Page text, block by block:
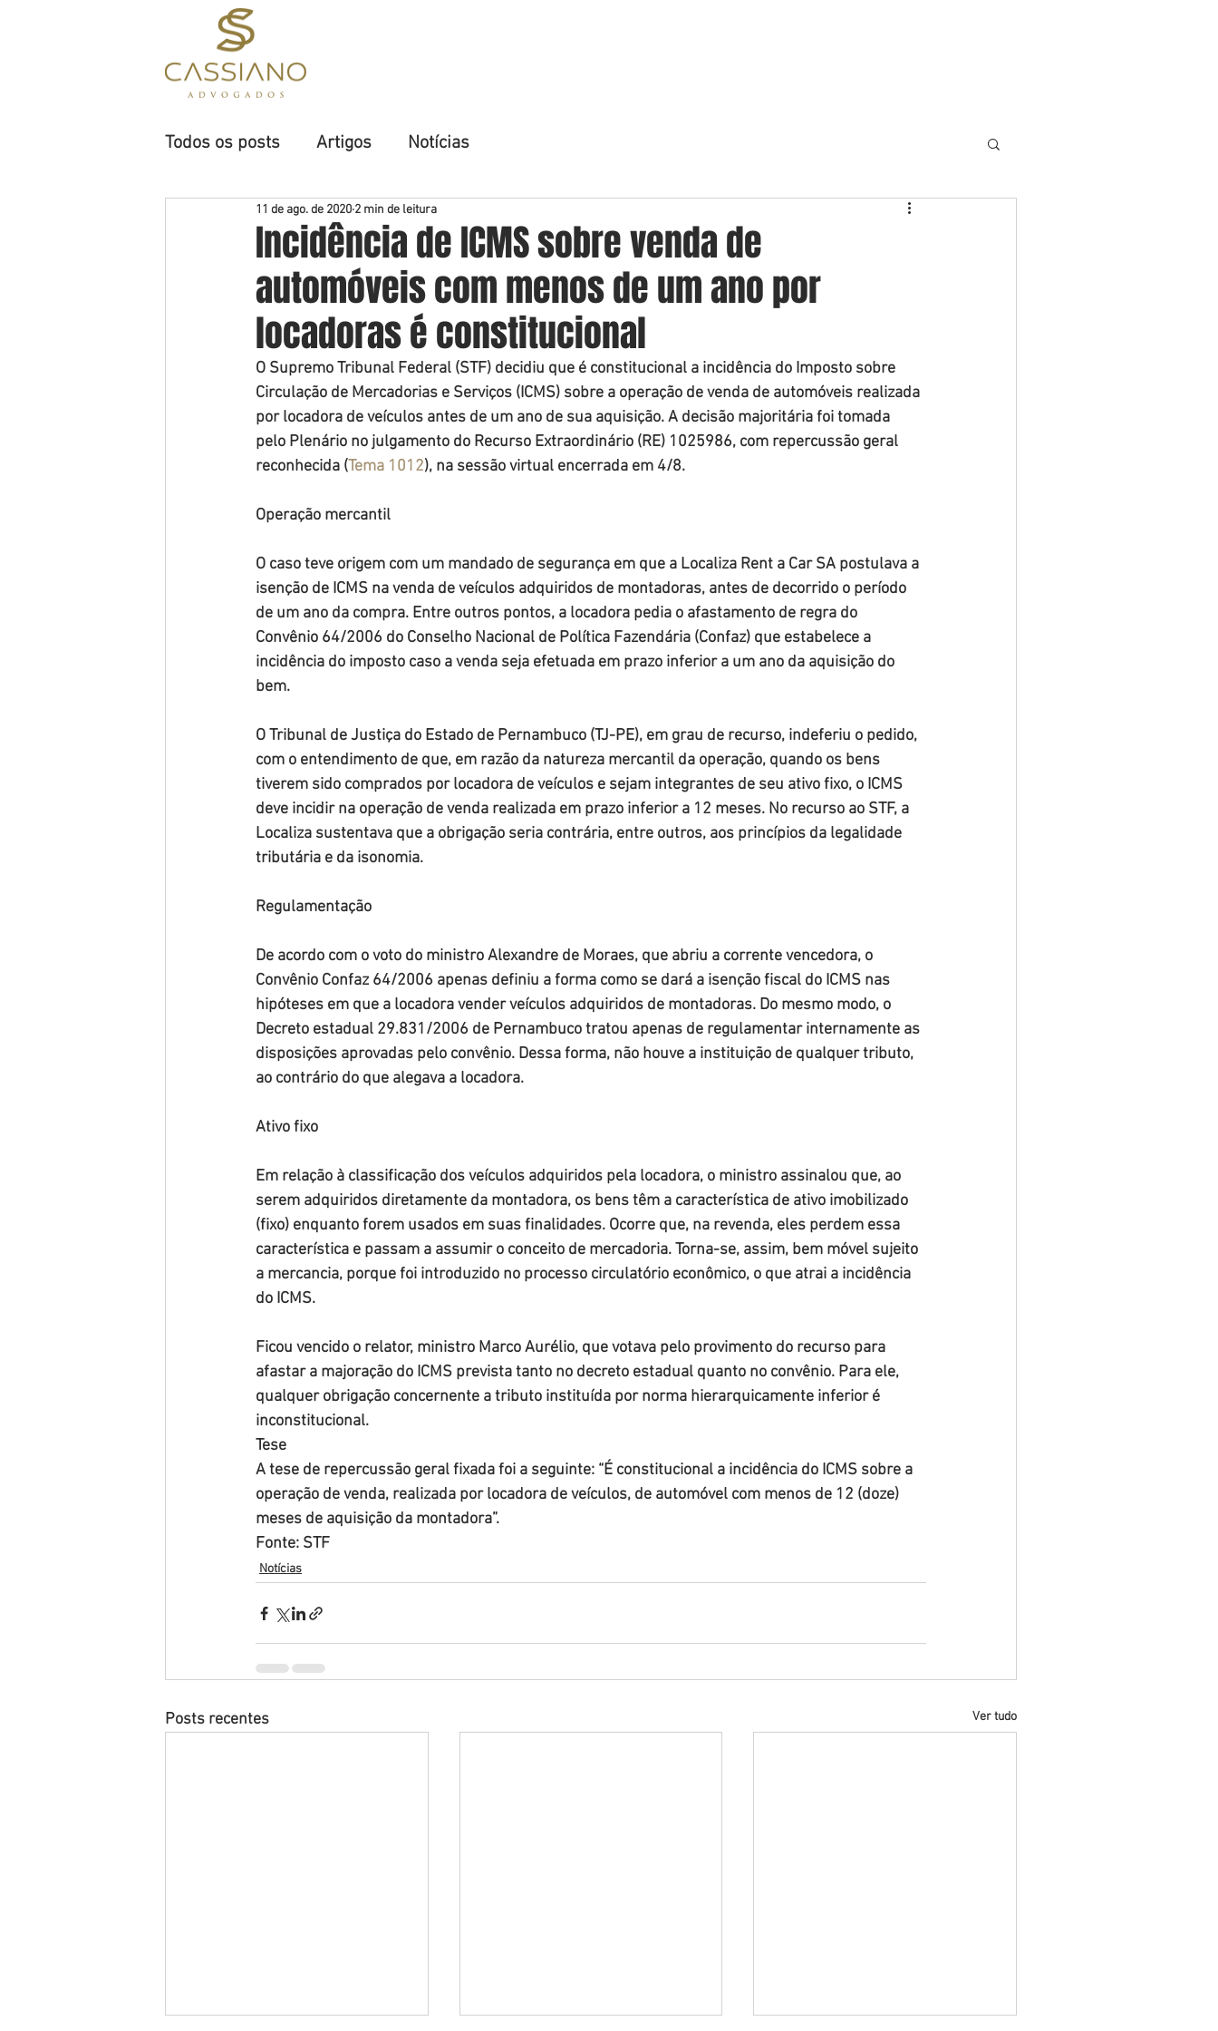
Todos os posts Artigos Notícias
Incidência de ICMS sobre venda de
automóveis com menos de um ano por
locadoras é constitucional
11 de ago. de 2020 2 min de leitura
O Supremo Tribunal Federal (STF) decidiu que é constitucional a incidência do Imposto sobre
Circulação de Mercadorias e Serviços (ICMS) sobre a operação de venda de automóveis realizada
por locadora de veículos antes de um ano de sua aquisição. A decisão majoritária foi tomada
pelo Plenário no julgamento do Recurso Extraordinário (RE) 1025986, com repercussão geral
reconhecida (Tema 1012), na sessão virtual encerrada em 4/8.
Operação mercantil
O caso teve origem com um mandado de segurança em que a Localiza Rent a Car SA postulava a
isenção de ICMS na venda de veículos adquiridos de montadoras, antes de decorrido o período
de um ano da compra. Entre outros pontos, a locadora pedia o afastamento de regra do
Convênio 64/2006 do Conselho Nacional de Política Fazendária (Confaz) que estabelece a
incidência do imposto caso a venda seja efetuada em prazo inferior a um ano da aquisição do
bem.
O Tribunal de Justiça do Estado de Pernambuco (TJ-PE), em grau de recurso, indeferiu o pedido,
com o entendimento de que, em razão da natureza mercantil da operação, quando os bens
tiverem sido comprados por locadora de veículos e sejam integrantes de seu ativo fixo, o ICMS
deve incidir na operação de venda realizada em prazo inferior a 12 meses. No recurso ao STF, a
Localiza sustentava que a obrigação seria contrária, entre outros, aos princípios da legalidade
tributária e da isonomia.
Regulamentação
De acordo com o voto do ministro Alexandre de Moraes, que abriu a corrente vencedora, o
Convênio Confaz 64/2006 apenas definiu a forma como se dará a isenção fiscal do ICMS nas
hipóteses em que a locadora vender veículos adquiridos de montadoras. Do mesmo modo, o
Decreto estadual 29.831/2006 de Pernambuco tratou apenas de regulamentar internamente as
disposições aprovadas pelo convênio. Dessa forma, não houve a instituição de qualquer tributo,
ao contrário do que alegava a locadora.
Ativo fixo
Em relação à classificação dos veículos adquiridos pela locadora, o ministro assinalou que, ao
serem adquiridos diretamente da montadora, os bens têm a característica de ativo imobilizado
(fixo) enquanto forem usados em suas finalidades. Ocorre que, na revenda, eles perdem essa
característica e passam a assumir o conceito de mercadoria. Torna-se, assim, bem móvel sujeito
a mercancia, porque foi introduzido no processo circulatório econômico, o que atrai a incidência
do ICMS.
Ficou vencido o relator, ministro Marco Aurélio, que votava pelo provimento do recurso para
afastar a majoração do ICMS prevista tanto no decreto estadual quanto no convênio. Para ele,
qualquer obrigação concernente a tributo instituída por norma hierarquicamente inferior é
inconstitucional.
Tese
A tese de repercussão geral fixada foi a seguinte: “É constitucional a incidência do ICMS sobre a
operação de venda, realizada por locadora de veículos, de automóvel com menos de 12 (doze)
meses de aquisição da montadora”.
Fonte: STF
Notícias
Posts recentes Ver tudo